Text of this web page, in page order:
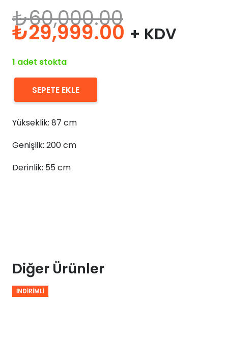
₺60,000.00
Orijinal
fiyat:
₺60,000.00.
₺29,999.00 Şu
andaki
+ KDV
1 adet stokta
İşlemeli
87x200x55
SEPETE EKLE
Yükseklik: 87 cm
Genişlik: 200 cm
Derinlik: 55 cm
Diğer Ürünler
İNDIRIMLI